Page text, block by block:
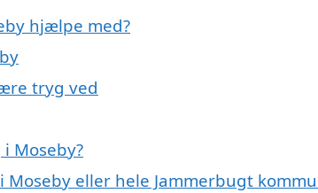
hjælpe med?
tryg ved
Moseby?
eller hele Jammerbugt